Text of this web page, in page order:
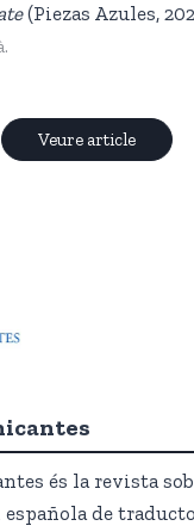
(Piezas Azules,
Veure article
és la revista
española de